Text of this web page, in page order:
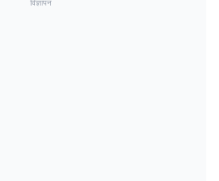
विज्ञापन